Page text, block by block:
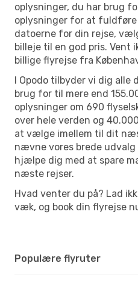
oplysninger, du har brug
oplysninger for at
datoerne for din rejse,
billeje til en god pris. Vent
billige flyrejse fra
I Opodo tilbyder vi dig alle
brug for til mere end
oplysninger om 690
over hele verden og
at vælge imellem til dit
nævne vores brede
hjælpe dig med at spare
næste rejser.
Hvad venter du på? Lad
væk, og book din flyrejse
Populære flyruter